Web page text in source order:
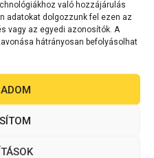
való hozzájárulás
adatokat dolgozzunk fel ezen az
vagy az egyedi azonosítók. A
hátrányosan befolyásolhat